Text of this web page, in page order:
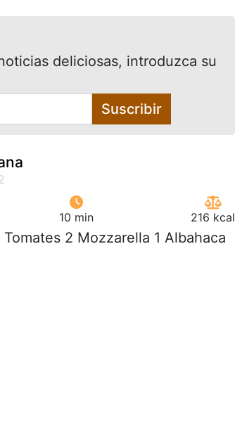
deliciosas, introduzca su
Suscribir
10 min 216 kcal
2 Mozzarella 1 Albahaca